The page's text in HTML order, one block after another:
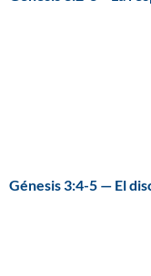
Génesis 3:4-5 — El